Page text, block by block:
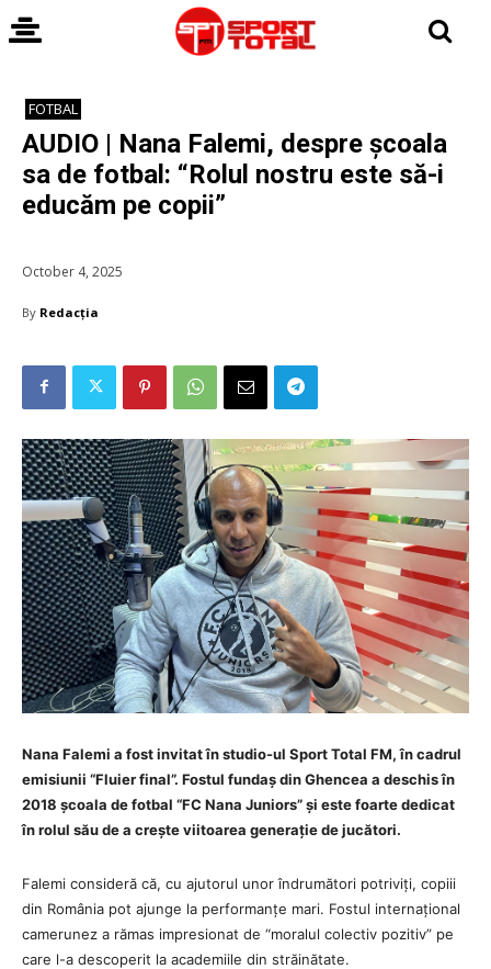
FOTBAL
AUDIO | Nana Falemi, despre școala
sa de fotbal: “Rolul nostru este să-i
educăm pe copii”
October 4, 2025
By Redacția
Nana Falemi a fost invitat în studio-ul Sport Total FM, în cadrul
emisiunii “Fluier final”. Fostul fundaș din Ghencea a deschis în
2018 școala de fotbal “FC Nana Juniors” și este foarte dedicat
în rolul său de a crește viitoarea generație de jucători.
Falemi consideră că, cu ajutorul unor îndrumători potriviți, copiii
din România pot ajunge la performanțe mari. Fostul internațional
camerunez a rămas impresionat de “moralul colectiv pozitiv” pe
care l-a descoperit la academiile din străinătate.